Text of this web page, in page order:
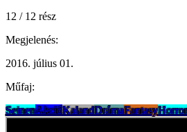
12 / 12 rész
Megjelenés:
2016. július 01.
Műfaj:
SeinenAkcióKalandDrámaFantasyHorror